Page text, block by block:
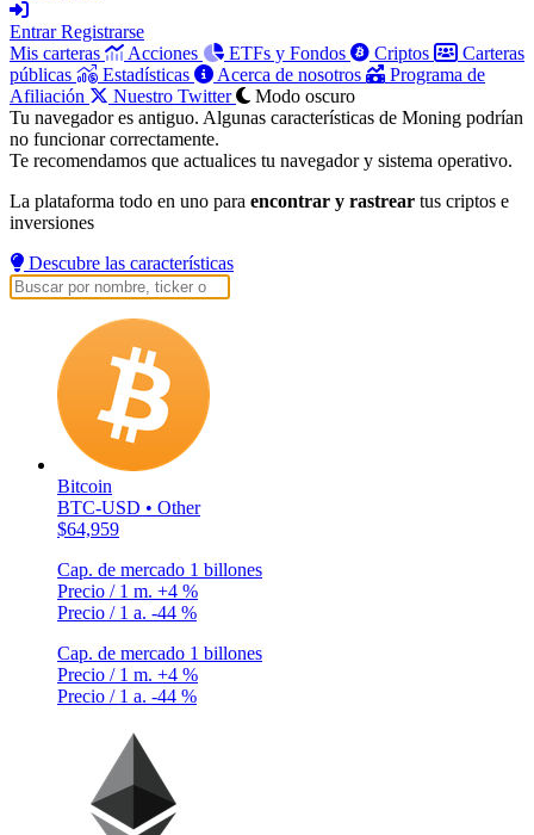
Entrar Registrarse
Mis carteras
Acciones ETFs y Fondos Criptos
Carteras
públicas
Estadísticas Acerca de nosotros
Programa de
Afiliación
Nuestro Twitter
Modo oscuro
Tu navegador es antiguo. Algunas características de Moning podrían
no funcionar correctamente.
Te recomendamos que actualices tu navegador y sistema operativo.
La plataforma todo en uno para encontrar y rastrear tus criptos e
inversiones
Descubre las características
Bitcoin
BTC-USD • Other
$64,959
Cap. de mercado 1 billones
Precio / 1 m. +4 %
Precio / 1 a. -44 %
Cap. de mercado 1 billones
Precio / 1 m. +4 %
Precio / 1 a. -44 %